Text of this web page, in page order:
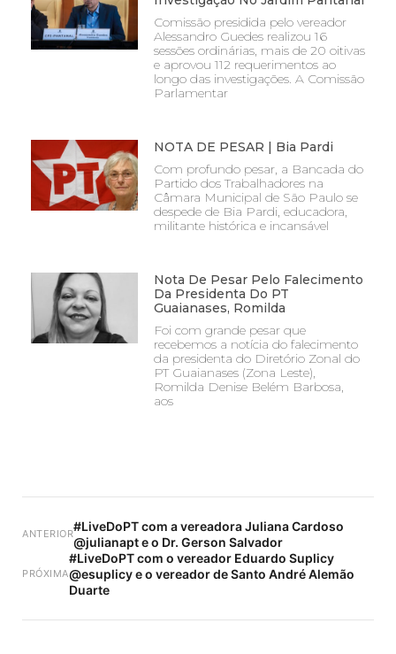
Comissão presidida pelo vereador
Alessandro Guedes realizou 16
sessões ordinárias, mais de 20 oitivas
e aprovou 112 requerimentos ao
longo das investigações. A Comissão
Parlamentar
NOTA DE PESAR | Bia Pardi
Com profundo pesar, a Bancada do
Partido dos Trabalhadores na
Câmara Municipal de São Paulo se
despede de Bia Pardi, educadora,
militante histórica e incansável
Nota De Pesar Pelo Falecimento
Da Presidenta Do PT
Guaianases, Romilda
Foi com grande pesar que
recebemos a notícia do falecimento
da presidenta do Diretório Zonal do
PT Guaianases (Zona Leste),
Romilda Denise Belém Barbosa,
aos
ANTERIOR#LiveDoPT com a vereadora Juliana Cardoso
@julianapt e o Dr. Gerson Salvador
PRÓXIMA
#LiveDoPT com o vereador Eduardo Suplicy
@esuplicy e o vereador de Santo André Alemão
Duarte